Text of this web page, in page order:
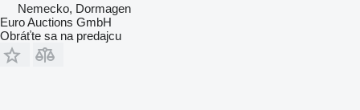
Nemecko, Dormagen
Euro Auctions GmbH
Obráťte sa na predajcu